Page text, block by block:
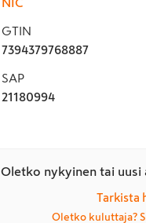
GTIN
7394379768887
SAP
21180994
Oletko nykyinen tai uusi
Tarkista
Oletko kuluttaja?